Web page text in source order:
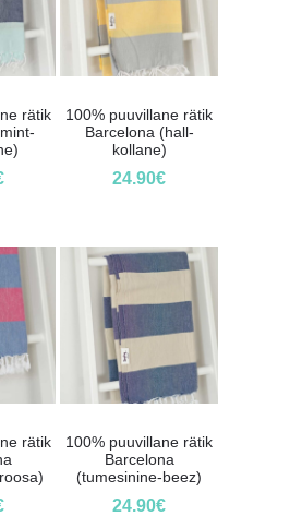
rätik
100% puuvillane rätik
Barcelona (hall-
kollane)
24.90€
rätik
100% puuvillane rätik
Barcelona
(tumesinine-beez)
24.90€